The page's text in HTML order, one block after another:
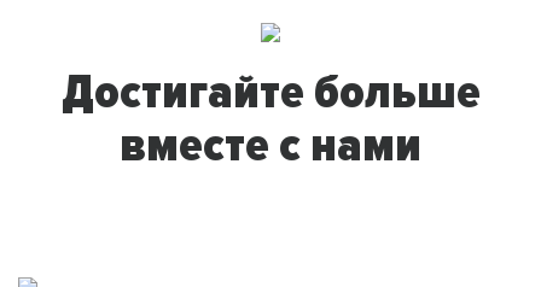
Достигайте больше
вместе с нами